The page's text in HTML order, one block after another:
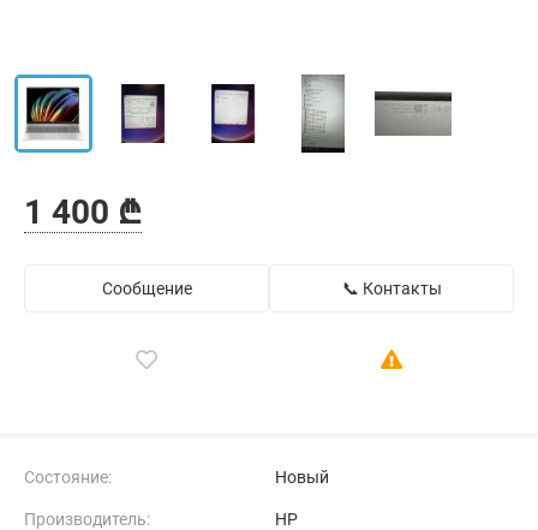
1 400 ₾
Сообщение 📞 Контакты
Состояние: Новый
Производитель: HP